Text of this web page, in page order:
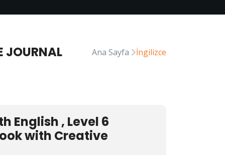
JOURNAL Ana Sayfa İngilizce
English , Level 6
with Creative